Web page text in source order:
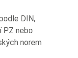
DIN,
PZ nebo
norem